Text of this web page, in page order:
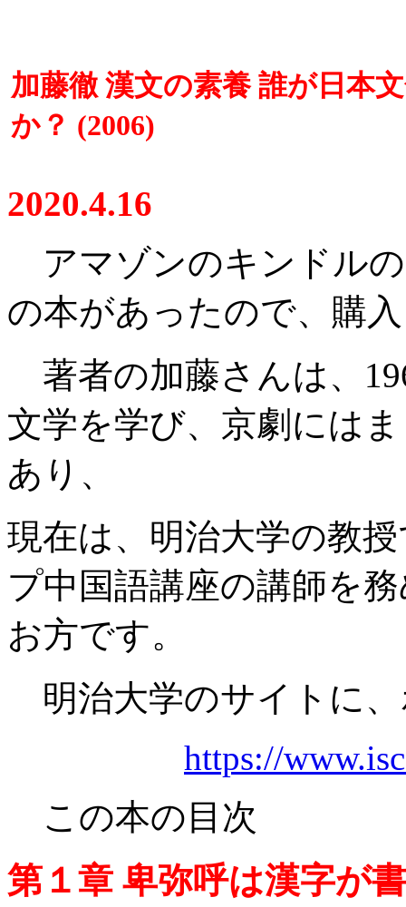
加藤徹 漢文の素養 誰が日本
か？ (2006)
2020.4.16
アマゾンのキンドル
の本があったので、購
著者の加藤さんは、
文学を学び、京劇には
あり、
現在は、明治大学の教
プ中国語講座の講師を
お方です。
明治大学のサイトに
https://
この本の目次
第１章 卑弥呼は漢字が